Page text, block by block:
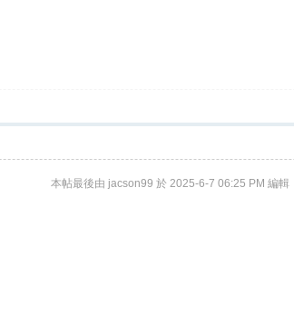
本帖最後由 jacson99 於 2025-6-7 06:25 PM 編輯